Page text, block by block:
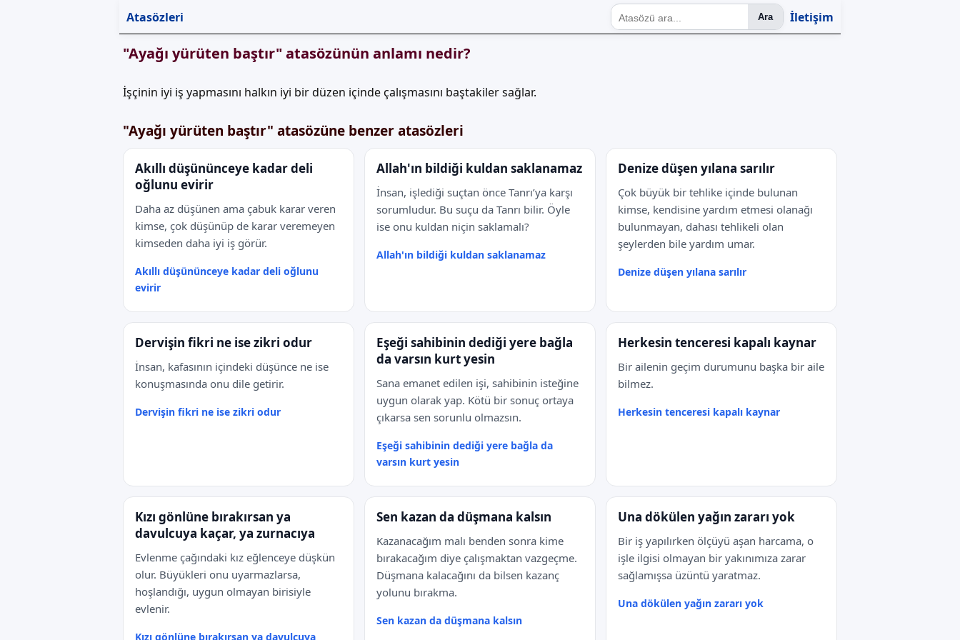
Atasözleri Ara İletişim
"Ayağı yürüten baştır" atasözünün anlamı nedir?
İşçinin iyi iş yapmasını halkın iyi bir düzen içinde çalışmasını baştakiler sağlar.
"Ayağı yürüten baştır" atasözüne benzer atasözleri
Akıllı düşününceye kadar deli
oğlunu evirir
Daha az düşünen ama çabuk karar veren
kimse, çok düşünüp de karar veremeyen
kimseden daha iyi iş görür.
Akıllı düşününceye kadar deli oğlunu
evirir
Allah'ın bildiği kuldan saklanamaz
İnsan, işlediği suçtan önce Tanrı’ya karşı
sorumludur. Bu suçu da Tanrı bilir. Öyle
ise onu kuldan niçin saklamalı?
Allah'ın bildiği kuldan saklanamaz
Denize düşen yılana sarılır
Çok büyük bir tehlike içinde bulunan
kimse, kendisine yardım etmesi olanağı
bulunmayan, dahası tehlikeli olan
şeylerden bile yardım umar.
Denize düşen yılana sarılır
Dervişin fikri ne ise zikri odur
İnsan, kafasının içindeki düşünce ne ise
konuşmasında onu dile getirir.
Dervişin fikri ne ise zikri odur
Eşeği sahibinin dediği yere bağla
da varsın kurt yesin
Sana emanet edilen işi, sahibinin isteğine
uygun olarak yap. Kötü bir sonuç ortaya
çıkarsa sen sorunlu olmazsın.
Eşeği sahibinin dediği yere bağla da
varsın kurt yesin
Herkesin tenceresi kapalı kaynar
Bir ailenin geçim durumunu başka bir aile
bilmez.
Herkesin tenceresi kapalı kaynar
Kızı gönlüne bırakırsan ya
davulcuya kaçar, ya zurnacıya
Evlenme çağındaki kız eğlenceye düşkün
olur. Büyükleri onu uyarmazlarsa,
hoşlandığı, uygun olmayan birisiyle
evlenir.
Kızı gönlüne bırakırsan ya davulcuya
Sen kazan da düşmana kalsın
Kazanacağım malı benden sonra kime
bırakacağım diye çalışmaktan vazgeçme.
Düşmana kalacağını da bilsen kazanç
yolunu bırakma.
Sen kazan da düşmana kalsın
Una dökülen yağın zararı yok
Bir iş yapılırken ölçüyü aşan harcama, o
işle ilgisi olmayan bir yakınımıza zarar
sağlamışsa üzüntü yaratmaz.
Una dökülen yağın zararı yok